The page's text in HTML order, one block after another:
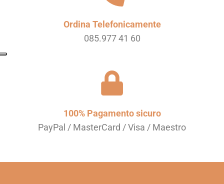
Ordina Telefonicamente
085.977 41 60
100% Pagamento sicuro
PayPal / MasterCard / Visa / Maestro